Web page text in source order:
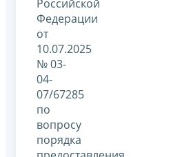
Российской
Федерации
от
10.07.2025
№ 03-
04-
07/67285
по
вопросу
порядка